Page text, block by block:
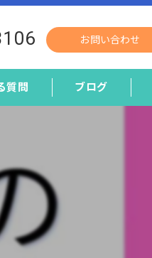
お問い合わせ
質問 ブログ